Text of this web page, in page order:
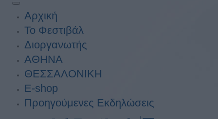
Αρχική
Το Φεστιβάλ
Διοργανωτής
ΑΘΗΝΑ
ΘΕΣΣΑΛΟΝΙΚΗ
E-shop
Προηγούμενες Εκδηλώσεις